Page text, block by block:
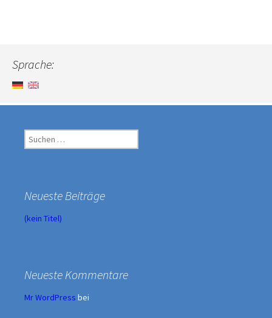
Sprache:
Suche
nach:
Neueste Beiträge
(kein Titel)
Neueste Kommentare
Mr WordPress bei